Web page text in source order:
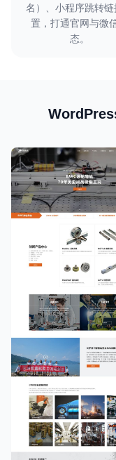
名）、小程序跳转链
置，打通官网与微
态。